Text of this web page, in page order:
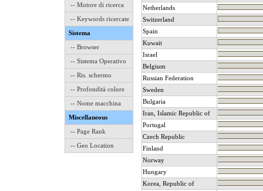
-- Motore di ricerca
-- Keywords ricercate
Sistema
-- Browser
-- Sistema Operativo
-- Ris. schermo
-- Profondità colore
-- Nome macchina
Miscellaneous
-- Page Rank
-- Geo Location
Netherlands
Switzerland
Spain
Kuwait
Israel
Belgium
Russian Federation
Sweden
Bulgaria
Iran, Islamic Republic of
Portugal
Czech Republic
Finland
Norway
Hungary
Korea, Republic of